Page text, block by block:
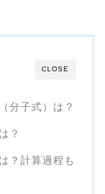
CLOSE
分子式）は？
？
？計算過程も